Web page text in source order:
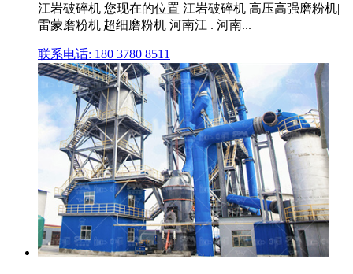
江岩破碎机 您现在的位置 江岩破碎机 高压高强磨粉机|
雷蒙磨粉机|超细磨粉机 河南江 . 河南...
联系电话: 180 3780 8511